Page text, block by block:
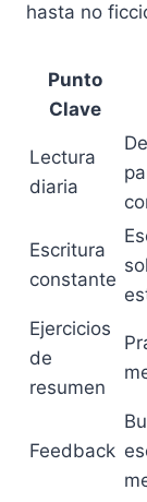
hasta no
Punto
Clave
Lectura
diaria
Escritura
constante
Ejercicios
de
resumen
Feedback